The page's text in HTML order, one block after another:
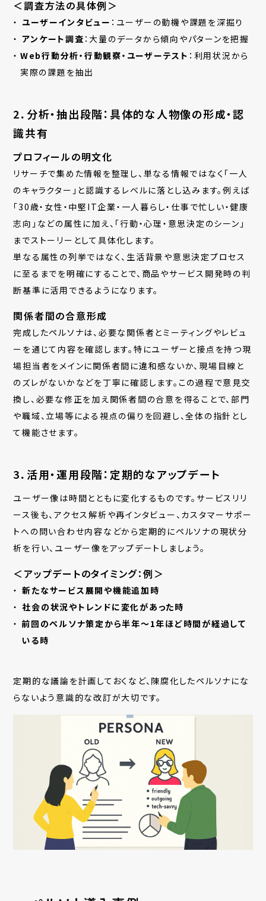
＜調査方法の具体例＞
ユーザーインタビュー ：ユーザーの動機や課題を深掘り
アンケート調査 ：大量のデータから傾向やパターンを把握
Web行動分析・行動観察・ユーザーテスト ：利用状況から
実際の課題を抽出
2．分析・抽出段階：具体的な人物像の形成・認
識共有
プロフィールの明文化
リサーチで集めた情報を整理し、単なる情報ではなく「一人
のキャラクター」と認識するレベルに落とし込みます。例えば
「30歳・女性・中堅IT企業・一人暮らし・仕事で忙しい・健康
志向」などの属性に加え、「行動・心理・意思決定のシーン」
までストーリーとして具体化します。
単なる属性の列挙ではなく、生活背景や意思決定プロセス
に至るまでを明確にすることで、商品やサービス開発時の判
断基準に活用できるようになります。
関係者間の合意形成
完成したペルソナは、必要な関係者とミーティングやレビュ
ーを通じて内容を確認します。特にユーザーと接点を持つ現
場担当者をメインに関係者間に違和感ないか、現場目線と
のズレがないかなどを丁寧に確認します。この過程で意見交
換し、必要な修正を加え関係者間の合意を得ることで、部門
や職域、立場等による視点の偏りを回避し、全体の指針とし
て機能させます。
3．活用・運用段階：定期的なアップデート
ユーザー像は時間とともに変化するものです。サービスリリ
ース後も、アクセス解析や再インタビュー、カスタマーサポー
トへの問い合わせ内容などから定期的にペルソナの現状分
析を行い、ユーザー像をアップデートしましょう。
＜アップデートのタイミング：例＞
新たなサービス展開や機能追加時
社会の状況やトレンドに変化があった時
前回のペルソナ策定から半年〜1年ほど時間が経過して
いる時
定期的な議論を計画しておくなど、陳腐化したペルソナにな
らないよう意識的な改訂が大切です。